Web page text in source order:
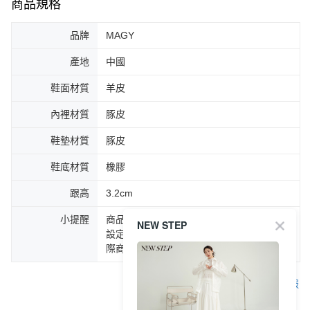
商品規格
品牌 MAGY
產地 中國
鞋面材質 羊皮
內裡材質 豚皮
鞋墊材質 豚皮
鞋底材質 橡膠
跟高 3.2cm
小提醒
商品圖片顏色會因拍攝燈光環境或個人螢幕
設定不同，而造成部份色差現象，顏色以實
際商品為主。
客服
NEW STEP